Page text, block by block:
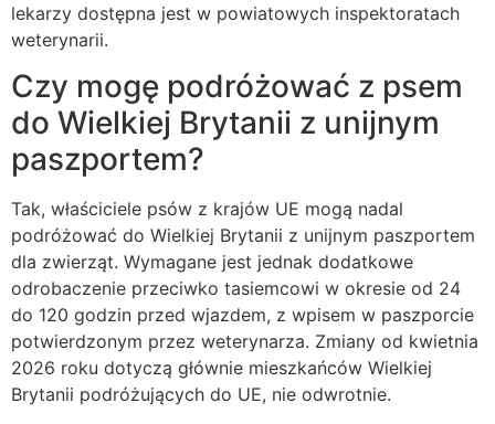
lekarzy dostępna jest w powiatowych inspektoratach
weterynarii.
Czy mogę podróżować z psem
do Wielkiej Brytanii z unijnym
paszportem?
Tak, właściciele psów z krajów UE mogą nadal
podróżować do Wielkiej Brytanii z unijnym paszportem
dla zwierząt. Wymagane jest jednak dodatkowe
odrobaczenie przeciwko tasiemcowi w okresie od 24
do 120 godzin przed wjazdem, z wpisem w paszporcie
potwierdzonym przez weterynarza. Zmiany od kwietnia
2026 roku dotyczą głównie mieszkańców Wielkiej
Brytanii podróżujących do UE, nie odwrotnie.